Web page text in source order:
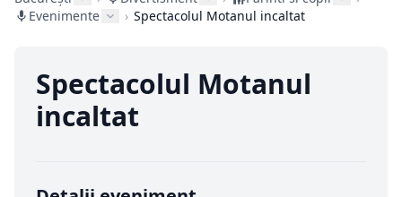
Evenimente
› Spectacolul Motanul incaltat
Spectacolul Motanul
incaltat